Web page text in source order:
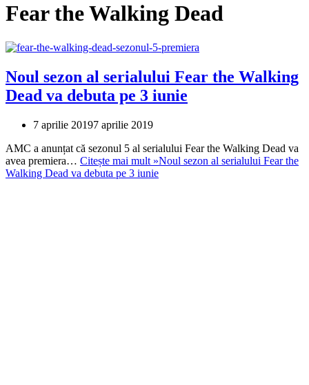
Fear the Walking Dead
Noul sezon al serialului Fear the Walking
Dead va debuta pe 3 iunie
7 aprilie 20197 aprilie 2019
AMC a anunțat că sezonul 5 al serialului Fear the Walking Dead va
avea premiera… Citește mai mult »Noul sezon al serialului Fear the
Walking Dead va debuta pe 3 iunie